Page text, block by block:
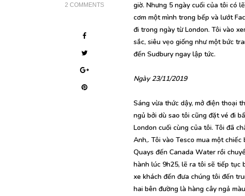
2 COMMENTS
giờ. Nhưng 5 ngày cuối của tôi có
cơm một mình trong bếp và lướt
đi trong ngày từ London. Tôi vào
sắc, siêu vẹo giống như một bức
đến Sudbury ngay lập tức.
Ngày 23/11/2019
Sáng vừa thức dậy, mở điện thoại
ngủ bởi dù sao tôi cũng đặt vé đi
London cuối cùng của tôi. Tôi đã
Anh,. Tôi vào Tesco mua một
Quays đến Canada Water rồi
hành lúc 9h25, lẽ ra tôi sẽ tiếp tục
xe khách đến đưa chúng tôi đến
hai bên đường là hàng cây ngả